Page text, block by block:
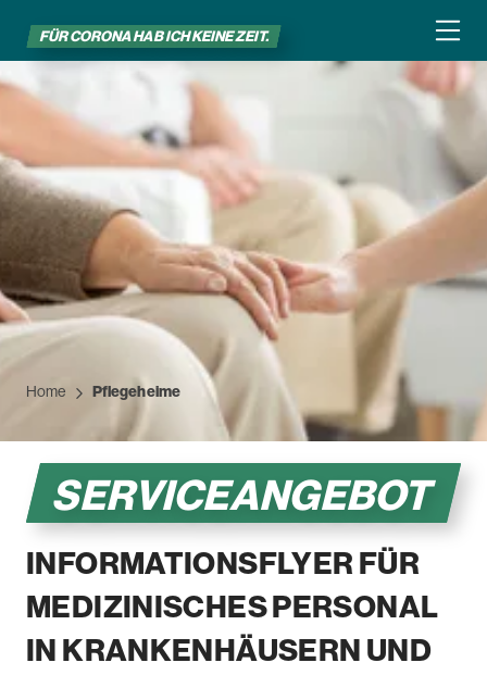
FÜR CORONA HAB ICH KEINE ZEIT.
Home Pflegeheime
SERVICEANGEBOT
INFORMATIONSFLYER FÜR
MEDIZINISCHES PERSONAL
IN KRANKENHÄUSERN UND